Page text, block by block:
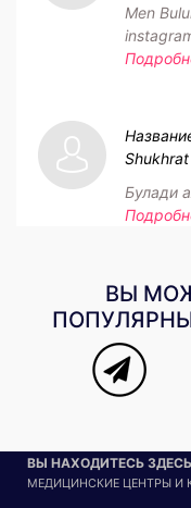
Men
Булади
ВЫ
ВЫ НАХОДИТЕСЬ
МЕДИЦИНСКИЕ ЦЕНТРЫ И